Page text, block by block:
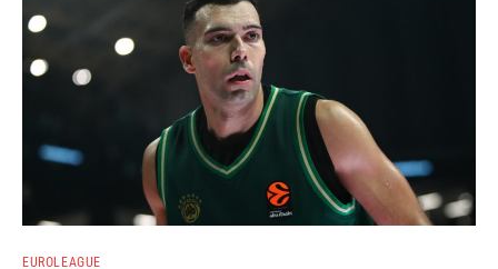
EUROLEAGUE